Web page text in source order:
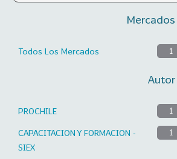
Mercados
Todos Los Mercados 1
Autor
PROCHILE 1
CAPACITACION Y FORMACION -
SIEX
1